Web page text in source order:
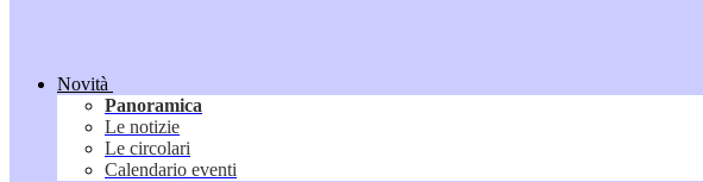
Novità
Panoramica
Le notizie
Le circolari
Calendario eventi